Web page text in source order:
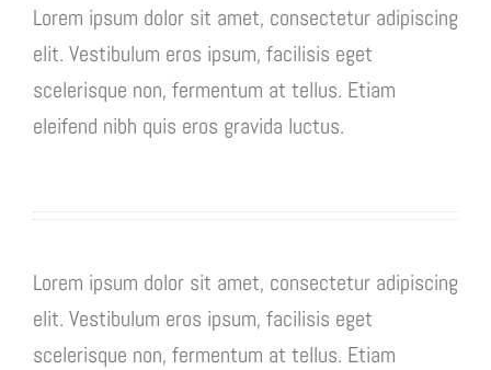
Lorem ipsum dolor sit amet, consectetur adipiscing
elit. Vestibulum eros ipsum, facilisis eget
scelerisque non, fermentum at tellus. Etiam
eleifend nibh quis eros gravida luctus.
Lorem ipsum dolor sit amet, consectetur adipiscing
elit. Vestibulum eros ipsum, facilisis eget
scelerisque non, fermentum at tellus. Etiam